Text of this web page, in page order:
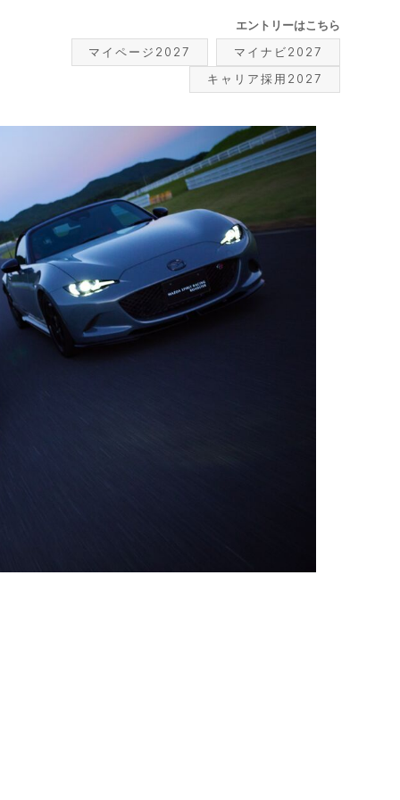
エントリーはこちら
マイページ2027 マイナビ2027
キャリア採用2027